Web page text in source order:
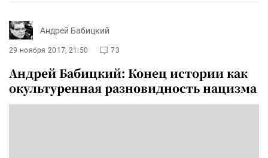
Андрей Бабицкий
29 ноября 2017, 21:50 73
Андрей Бабицкий: Конец истории как
окультуренная разновидность нацизма